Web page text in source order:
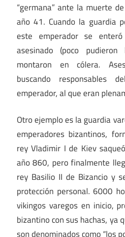
“germana” ante la muerte
año 41. Cuando la guardia
este emperador se
asesinado (poco
montaron en cólera.
buscando responsables
emperador, al que eran
Otro ejemplo es la guardia
emperadores bizantinos,
rey Vladimir I de Kiev
año 860, pero finalmente
rey Basilio II de Bizancio y
protección personal. 6000
vikingos varegos en inicio,
bizantino con sus hachas, ya
son denominados como “los